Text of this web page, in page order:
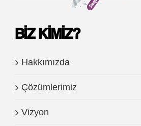
BIZ KIMIZ?
Hakkımızda
Çözümlerimiz
Vizyon